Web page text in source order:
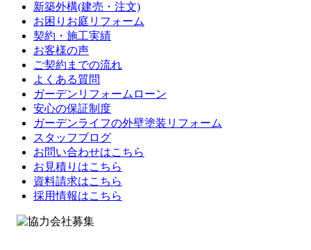
新築外構(建売・注文)
お困りお庭リフォーム
契約・施工実績
お客様の声
ご契約までの流れ
よくある質問
ガーデンリフォームローン
安心の保証制度
ガーデンライフの外壁塗装リフォーム
スタッフブログ
お問い合わせはこちら
お見積りはこちら
資料請求はこちら
採用情報はこちら